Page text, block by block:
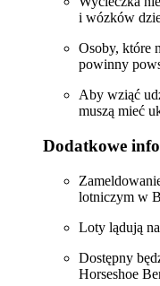
i wózków
Osoby, które
powinny
Aby wziąć
muszą mieć
Dodatkowe
lotniczym w
Loty lądują
Dostępny
Horseshoe